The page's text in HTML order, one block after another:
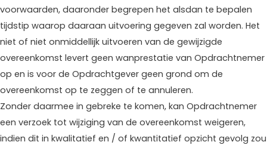
voorwaarden, daaronder begrepen het alsdan te bepalen
tijdstip waarop daaraan uitvoering gegeven zal worden. Het
niet of niet onmiddellijk uitvoeren van de gewijzigde
overeenkomst levert geen wanprestatie van Opdrachtnemer
op en is voor de Opdrachtgever geen grond om de
overeenkomst op te zeggen of te annuleren.
Zonder daarmee in gebreke te komen, kan Opdrachtnemer
een verzoek tot wijziging van de overeenkomst weigeren,
indien dit in kwalitatief en / of kwantitatief opzicht gevolg zou